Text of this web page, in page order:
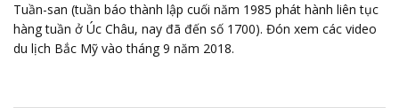
Tuần-san (tuần báo thành lập cuối năm 1985 phát hành liên tục
hàng tuần ở Úc Châu, nay đã đến số 1700). Đón xem các video
du lịch Bắc Mỹ vào tháng 9 năm 2018.